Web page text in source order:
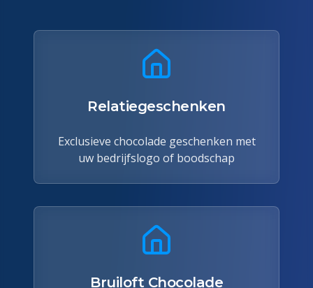
Relatiegeschenken
Exclusieve chocolade geschenken met
uw bedrijfslogo of boodschap
Bruiloft Chocolade